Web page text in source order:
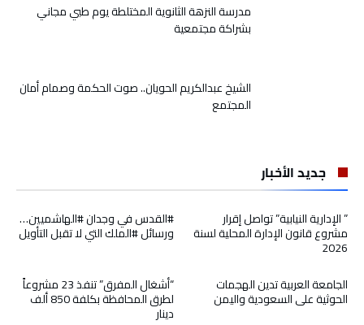
مدرسة النزهة الثانوية المختلطة يوم طبي مجاني
بشراكة مجتمعية
الشيخ عبدالكريم الحويان.. صوت الحكمة وصمام أمان
المجتمع
جديد الأخبار
#القدس في وجدان #الهاشميين…
ورسائل #الملك التي لا تقبل التأويل
” الإدارية النيابية” تواصل إقرار
مشروع قانون الإدارة المحلية لسنة
2026
“أشغال المفرق” تنفذ 23 مشروعاً
لطرق المحافظة بكلفة 850 ألف
دينار
الجامعة العربية تدين الهجمات
الحوثية على السعودية واليمن